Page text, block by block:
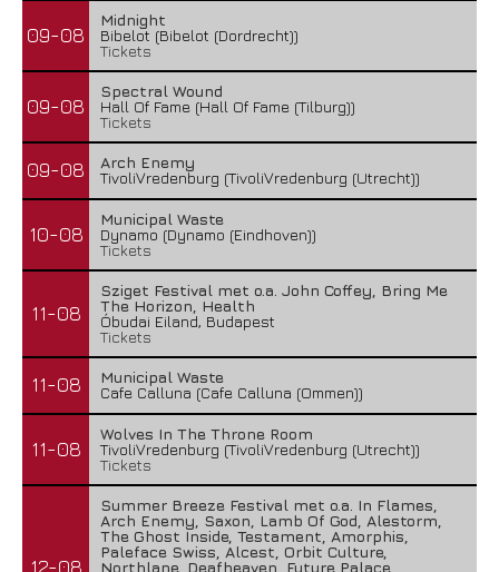
09-08
Midnight
Bibelot (Bibelot (Dordrecht))
Tickets
09-08
Spectral Wound
Hall Of Fame (Hall Of Fame (Tilburg))
Tickets
09-08
Arch Enemy
TivoliVredenburg (TivoliVredenburg (Utrecht))
10-08
Municipal Waste
Dynamo (Dynamo (Eindhoven))
Tickets
11-08
Sziget Festival met o.a. John Coffey, Bring Me
The Horizon, Health
Óbudai Eiland, Budapest
Tickets
11-08
Municipal Waste
Cafe Calluna (Cafe Calluna (Ommen))
11-08
Wolves In The Throne Room
TivoliVredenburg (TivoliVredenburg (Utrecht))
Tickets
12-08
Summer Breeze Festival met o.a. In Flames,
Arch Enemy, Saxon, Lamb Of God, Alestorm,
The Ghost Inside, Testament, Amorphis,
Paleface Swiss, Alcest, Orbit Culture,
Northlane, Deafheaven, Future Palace,